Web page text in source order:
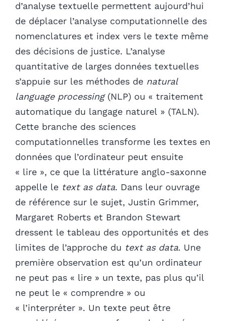
d’analyse textuelle permettent aujourd’hui
de déplacer l’analyse computationnelle des
nomenclatures et index vers le texte même
des décisions de justice. L’analyse
quantitative de larges données textuelles
s’appuie sur les méthodes de natural
language processing(NLP) ou « traitement
automatique du langage naturel » (TALN).
Cette branche des sciences
computationnelles transforme les textes en
données que l’ordinateur peut ensuite
« lire », ce que la littérature anglo-saxonne
appelle le text as data. Dans leur ouvrage
de référence sur le sujet, Justin Grimmer,
Margaret Roberts et Brandon Stewart
dressent le tableau des opportunités et des
limites de l’approche du text as data. Une
première observation est qu’un ordinateur
ne peut pas « lire » un texte, pas plus qu’il
ne peut le « comprendre » ou
« l’interpréter ». Un texte peut être